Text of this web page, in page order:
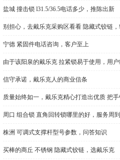
盐城 撞击锁 l31.5/36.5电话多少，推陈出新
别担心，去戴乐克采购区看看 隐藏式铰链
宁德 紧固件电话咨询，客户至上
由于该阳泉的戴乐克 拉紧锁易于使用，用
信守承诺，戴乐克人的商业信条
质量始终如一，戴乐克精心打造出优质 把
周口 组合锁 直角回转锁哪里的好，服务周到
株洲 可调式支撑杆型号参数，问答知识
买棒的商丘 不锈钢 隐藏式铰链，选戴乐克